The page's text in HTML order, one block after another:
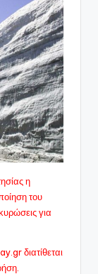
η
του
για
διατίθεται